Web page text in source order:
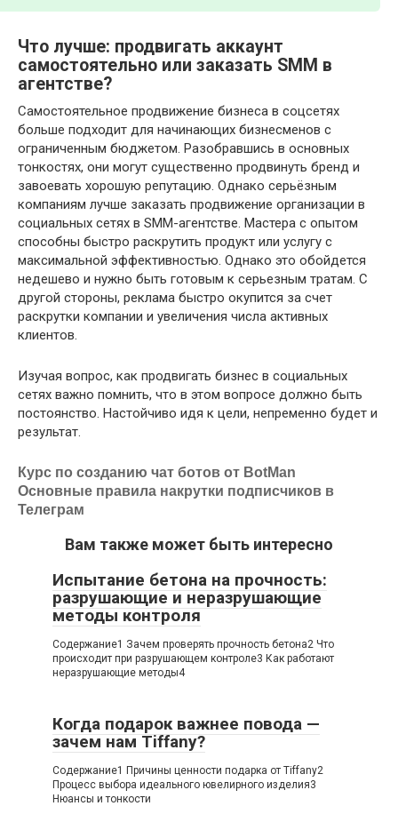
Что лучше: продвигать аккаунт
самостоятельно или заказать SMM в
агентстве?
Самостоятельное продвижение бизнеса в соцсетях
больше подходит для начинающих бизнесменов с
ограниченным бюджетом. Разобравшись в основных
тонкостях, они могут существенно продвинуть бренд и
завоевать хорошую репутацию. Однако серьёзным
компаниям лучше заказать продвижение организации в
социальных сетях в SMM-агентстве. Мастера с опытом
способны быстро раскрутить продукт или услугу с
максимальной эффективностью. Однако это обойдется
недешево и нужно быть готовым к серьезным тратам. С
другой стороны, реклама быстро окупится за счет
раскрутки компании и увеличения числа активных
клиентов.
Изучая вопрос, как продвигать бизнес в социальных
сетях важно помнить, что в этом вопросе должно быть
постоянство. Настойчиво идя к цели, непременно будет и
результат.
Курс по созданию чат ботов от BotMan
Основные правила накрутки подписчиков в
Телеграм
Вам также может быть интересно
Испытание бетона на прочность:
разрушающие и неразрушающие
методы контроля
Содержание1 Зачем проверять прочность бетона2 Что
происходит при разрушающем контроле3 Как работают
неразрушающие методы4
Когда подарок важнее повода —
зачем нам Tiffany?
Содержание1 Причины ценности подарка от Tiffany2
Процесс выбора идеального ювелирного изделия3
Нюансы и тонкости